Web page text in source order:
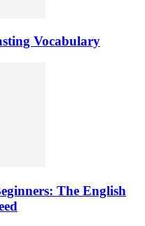
Vocabulary
The English